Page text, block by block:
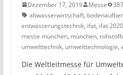
Dezember 17, 2019 Messe
abwasserwirtschaft,
entwässerungstechnik, ifat, ifat 2020
messe münchen, münchen,
umwelttechnik, umwelttechnologie,
Die Weltleitmesse für